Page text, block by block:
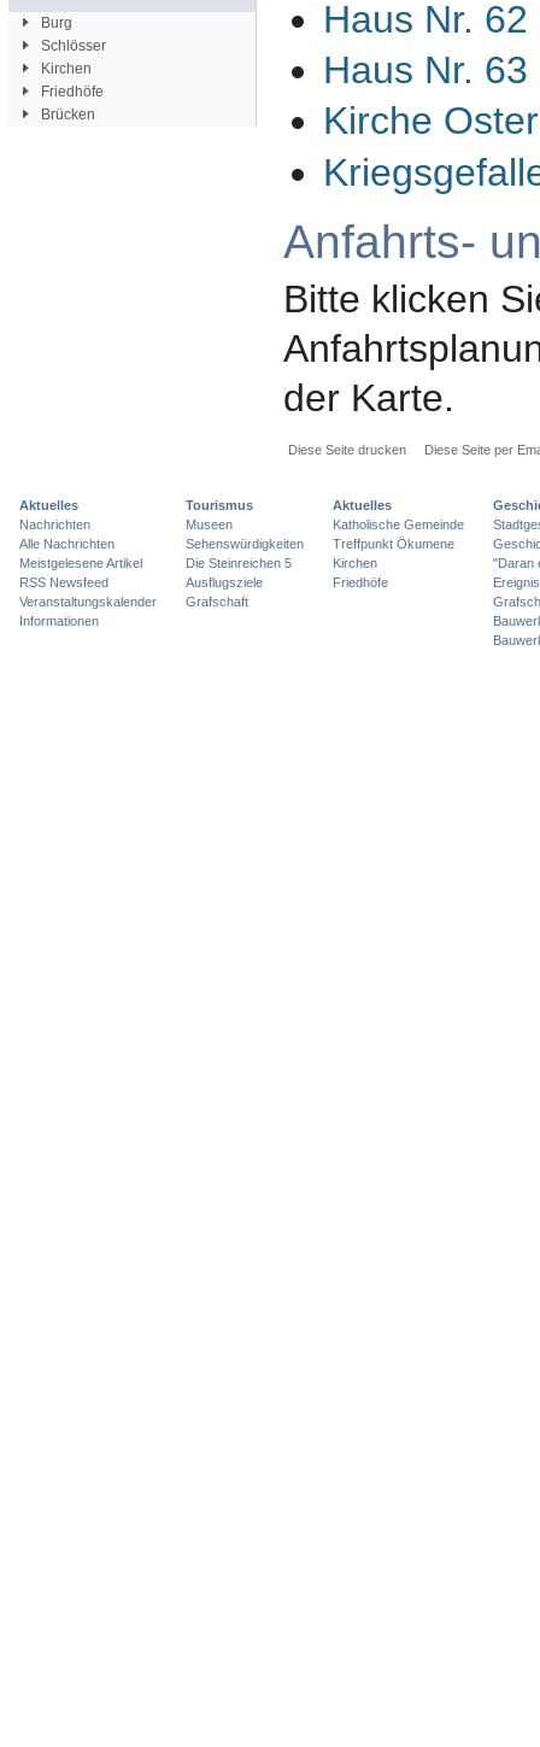
Burg
Schlösser
Kirchen
Friedhöfe
Brücken
Haus Nr.
Haus Nr.
Kirche
Anfahrts-
Bitte klicken
der Karte.
Diese Seite drucken Diese Seite per
Aktuelles
Nachrichten
Alle Nachrichten
Meistgelesene Artikel
RSS Newsfeed
Veranstaltungskalender
Informationen
Tourismus
Museen
Sehenswürdigkeiten
Die Steinreichen 5
Ausflugsziele
Grafschaft
Aktuelles
Katholische Gemeinde
Treffpunkt Ökumene
Kirchen
Friedhöfe
"Daran